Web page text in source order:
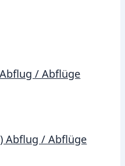
/ Abflüge
Abflug / Abflüge